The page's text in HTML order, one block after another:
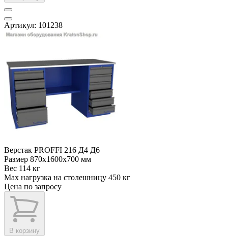
Артикул: 101238
Верстак PROFFI 216 Д4 Д6
Размер 870x1600x700 мм
Вес 114 кг
Max нагрузка на столешницу 450 кг
Цена по запросу
В корзину